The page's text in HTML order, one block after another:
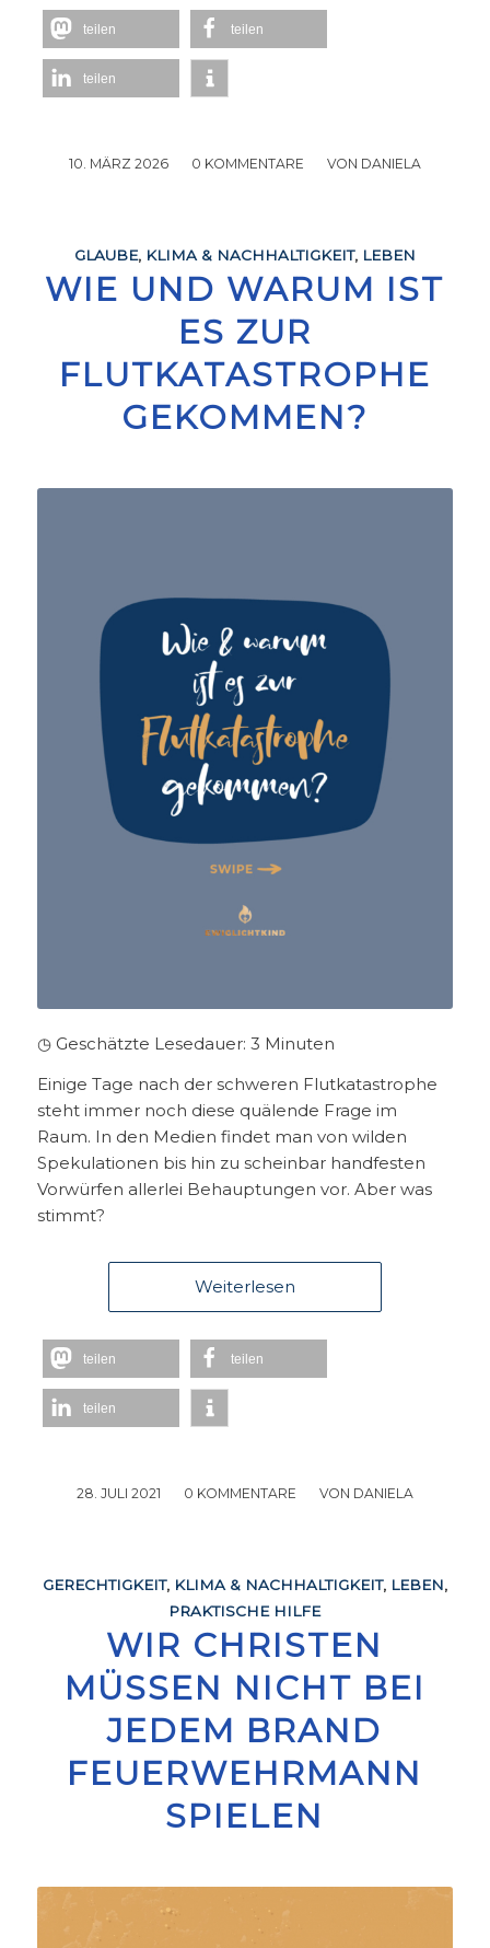
teilen teilen
teilen
10. MÄRZ 2026
/ 0 KOMMENTARE
/ VON DANIELA
GLAUBE, KLIMA & NACHHALTIGKEIT, LEBEN
WIE UND WARUM IST
ES ZUR
FLUTKATASTROPHE
GEKOMMEN?
◷ Geschätzte Lesedauer: 3 Minuten
Einige Tage nach der schweren Flutkatastrophe
steht immer noch diese quälende Frage im
Raum. In den Medien findet man von wilden
Spekulationen bis hin zu scheinbar handfesten
Vorwürfen allerlei Behauptungen vor. Aber was
stimmt?
Weiterlesen
teilen teilen
teilen
28. JULI 2021
/ 0 KOMMENTARE
/ VON DANIELA
GERECHTIGKEIT, KLIMA & NACHHALTIGKEIT, LEBEN,
PRAKTISCHE HILFE
WIR CHRISTEN
MÜSSEN NICHT BEI
JEDEM BRAND
FEUERWEHRMANN
SPIELEN